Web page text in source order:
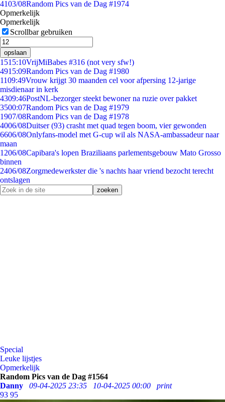
4103/08Random Pics van de Dag #1974
Opmerkelijk
Opmerkelijk
Scrollbar gebruiken
opslaan
1515:10VrijMiBabes #316 (not very sfw!)
4915:09Random Pics van de Dag #1980
1109:49Vrouw krijgt 30 maanden cel voor afpersing 12-jarige
misdienaar in kerk
4309:46PostNL-bezorger steekt bewoner na ruzie over pakket
3500:07Random Pics van de Dag #1979
1907/08Random Pics van de Dag #1978
4006/08Duitser (93) crasht met quad tegen boom, vier gewonden
6606/08Onlyfans-model met G-cup wil als NASA-ambassadeur naar
maan
1206/08Capibara's lopen Braziliaans parlementsgebouw Mato Grosso
binnen
2406/08Zorgmedewerkster die 's nachts haar vriend bezocht terecht
ontslagen
Special
Leuke lijstjes
Opmerkelijk
Random Pics van de Dag #1564
Danny
09-04-2025 23:35 10-04-2025 00:00
print
93 95